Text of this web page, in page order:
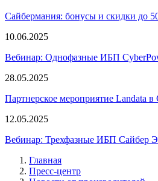
Сайбермания: бонусы и скидки до
10.06.2025
Вебинар: Однофазные ИБП
28.05.2025
Партнерское мероприятие Landata в
12.05.2025
Вебинар: Трехфазные ИБП Сайбер
Главная
Пресс-центр